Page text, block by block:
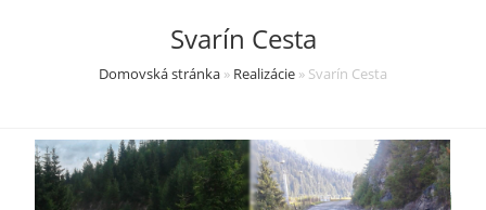
Svarín Cesta
Domovská stránka » Realizácie » Svarín Cesta